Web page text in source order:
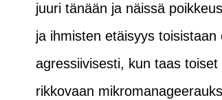
juuri tänään ja näissä
ja ihmisten etäisyys
agressiivisesti, kun taas
rikkovaan